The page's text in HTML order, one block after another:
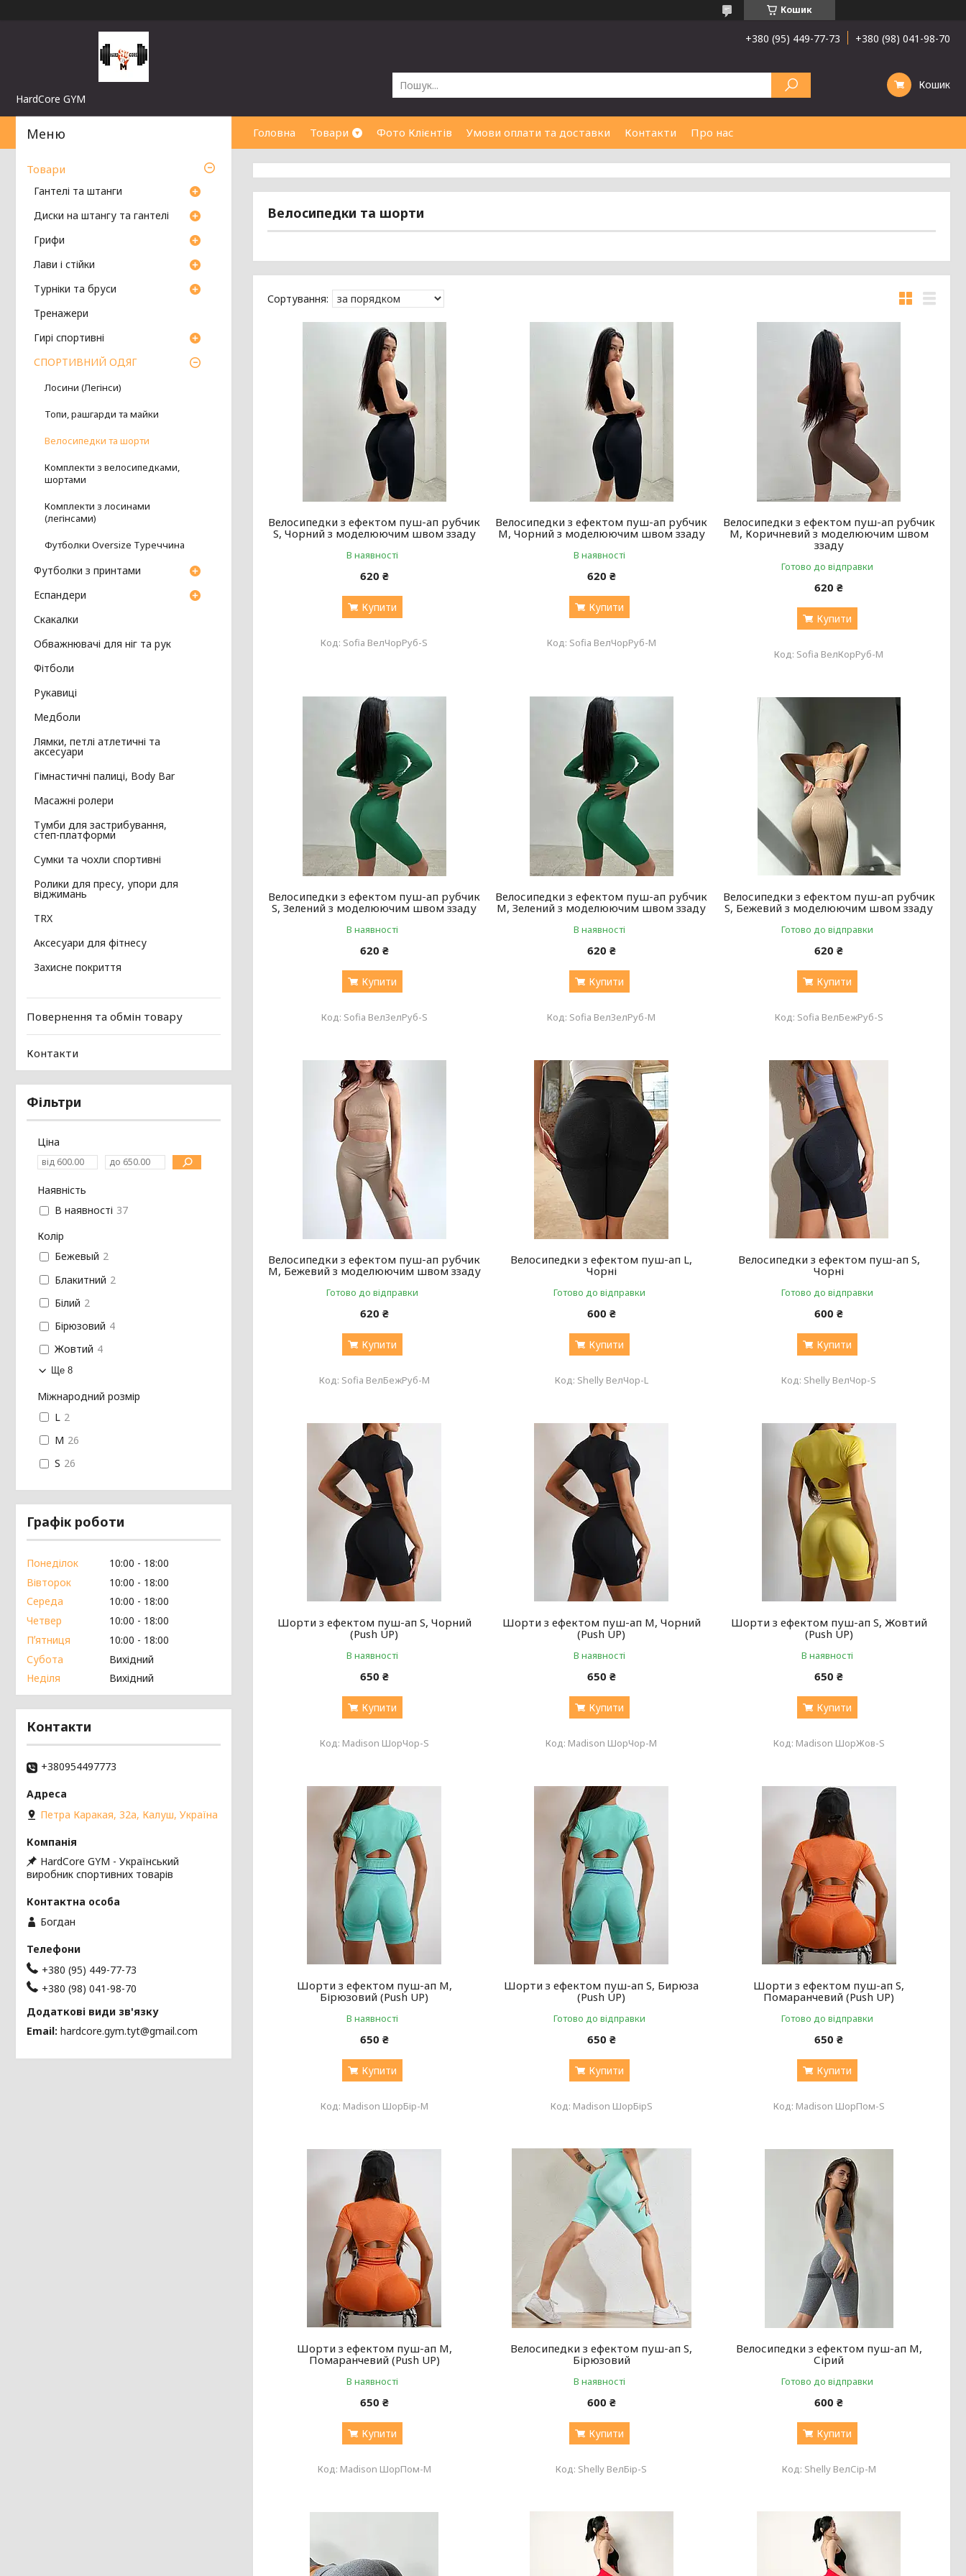
Кошик
HardCore GYM
+380 (95) 449-77-73 +380 (98) 041-98-70
Кошик
Головна Товари Фото Клієнтів Умови оплати та доставки Контакти Про нас
Велосипедки та шорти
Велосипедки з ефектом пуш-ап рубчик
S, Чорний з моделюючим швом ззаду
В наявності
620 ₴
Купити
Sofia ВелЧорРуб-S
Велосипедки з ефектом пуш-ап рубчик
M, Чорний з моделюючим швом ззаду
В наявності
620 ₴
Купити
Sofia ВелЧорРуб-M
Велосипедки з ефектом пуш-ап рубчик
М, Коричневий з моделюючим швом
ззаду
Готово до відправки
620 ₴
Купити
Sofia ВелКорРуб-М
Велосипедки з ефектом пуш-ап рубчик
S, Зелений з моделюючим швом ззаду
В наявності
620 ₴
Купити
Sofia ВелЗелРуб-S
Велосипедки з ефектом пуш-ап рубчик
М, Зелений з моделюючим швом ззаду
В наявності
620 ₴
Купити
Sofia ВелЗелРуб-М
Велосипедки з ефектом пуш-ап рубчик
S, Бежевий з моделюючим швом ззаду
Готово до відправки
620 ₴
Купити
Sofia ВелБежРуб-S
Велосипедки з ефектом пуш-ап рубчик
М, Бежевий з моделюючим швом ззаду
Готово до відправки
620 ₴
Купити
Sofia ВелБежРуб-М
Велосипедки з ефектом пуш-ап L,
Чорні
Готово до відправки
600 ₴
Купити
Shelly ВелЧор-L
Велосипедки з ефектом пуш-ап S,
Чорні
Готово до відправки
600 ₴
Купити
Shelly ВелЧор-S
Шорти з ефектом пуш-ап S, Чорний
(Push UP)
В наявності
650 ₴
Купити
Madison ШорЧор-S
Шорти з ефектом пуш-ап М, Чорний
(Push UP)
В наявності
650 ₴
Купити
Madison ШорЧор-M
Шорти з ефектом пуш-ап S, Жовтий
(Push UP)
В наявності
650 ₴
Купити
Madison ШорЖов-S
Шорти з ефектом пуш-ап М,
Бірюзовий (Push UP)
В наявності
650 ₴
Купити
Madison ШорБір-M
Шорти з ефектом пуш-ап S, Бирюза
(Push UP)
Готово до відправки
650 ₴
Купити
Madison ШорБірS
Шорти з ефектом пуш-ап S,
Помаранчевий (Push UP)
Готово до відправки
650 ₴
Купити
Madison ШорПом-S
Шорти з ефектом пуш-ап М,
Помаранчевий (Push UP)
В наявності
650 ₴
Купити
Madison ШорПом-M
Велосипедки з ефектом пуш-ап S,
Бірюзовий
В наявності
600 ₴
Купити
Shelly ВелБір-S
Велосипедки з ефектом пуш-ап М,
Сірий
Готово до відправки
600 ₴
Купити
Shelly ВелСір-M
Товари
Гантелі та штанги
Диски на штангу та гантелі
Грифи
Лави і стійки
Турніки та бруси
Тренажери
Гирі спортивні
СПОРТИВНИЙ ОДЯГ
Лосини (Легінси)
Топи, рашгарди та майки
Велосипедки та шорти
Комплекти з велосипедками,
шортами
Комплекти з лосинами
(легінсами)
Футболки Oversize Туреччина
Футболки з принтами
Еспандери
Скакалки
Обважнювачі для ніг та рук
Фітболи
Рукавиці
Медболи
Лямки, петлі атлетичні та
аксесуари
Гімнастичні палиці, Body Bar
Масажні ролери
Тумби для застрибування,
степ-платформи
Сумки та чохли спортивні
Ролики для пресу, упори для
віджимань
TRX
Аксесуари для фітнесу
Захисне покриття
Повернення та обмін товару
Контакти
Фільтри
Ціна
Наявність
В наявності 37
Колір
Бежевый 2
Блакитний 2
Білий 2
Бірюзовий 4
Жовтий 4
Ще 8
Міжнародний розмір
L 2
M 26
S 26
Графік роботи
Понеділок 10:00
18:00
Вівторок
10:00
18:00
Середа
10:00
18:00
Четвер
10:00
18:00
Пʼятниця
10:00
18:00
Субота
Вихідний
Неділя
Вихідний
Контакти
+380954497773
Петра Каракая, 32а, Калуш, Україна
HardCore GYM - Український
виробник спортивних товарів
Богдан
+380 (95) 449-77-73
+380 (98) 041-98-70
Email hardcore.gym.tyt@gmail.com